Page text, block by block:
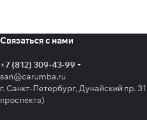
Связаться с нами
+7 (812) 309-43-99
san@carumba.ru
г. Санкт-Петербург, Дунайский пр.
проспекта)